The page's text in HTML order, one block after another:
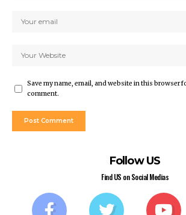
Save my name, email, and website in this browser
comment.
Follow US
Find US on Social Medias